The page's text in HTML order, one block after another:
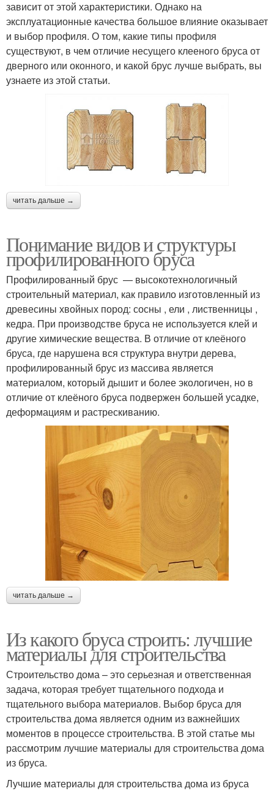
зависит от этой характеристики. Однако на
эксплуатационные качества большое влияние оказывает
и выбор профиля. О том, какие типы профиля
существуют, в чем отличие несущего клееного бруса от
дверного или оконного, и какой брус лучше выбрать, вы
узнаете из этой статьи.
читать дальше →
Понимание видов и структуры
профилированного бруса
Профилированный брус — высокотехнологичный
строительный материал, как правило изготовленный из
древесины хвойных пород: сосны , ели , лиственницы ,
кедра. При производстве бруса не используется клей и
другие химические вещества. В отличие от клеёного
бруса, где нарушена вся структура внутри дерева,
профилированный брус из массива является
материалом, который дышит и более экологичен, но в
отличие от клеёного бруса подвержен большей усадке,
деформациям и растрескиванию.
читать дальше →
Из какого бруса строить: лучшие
материалы для строительства
Строительство дома – это серьезная и ответственная
задача, которая требует тщательного подхода и
тщательного выбора материалов. Выбор бруса для
строительства дома является одним из важнейших
моментов в процессе строительства. В этой статье мы
рассмотрим лучшие материалы для строительства дома
из бруса.
Лучшие материалы для строительства дома из бруса